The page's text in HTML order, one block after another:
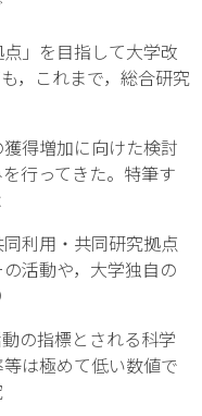
」を目指して大学改
，これまで，総合研究
得増加に向けた検討
行ってきた。特筆す
利用・共同研究拠点
活動や，大学独自の
の指標とされる科学
は極めて低い数値で